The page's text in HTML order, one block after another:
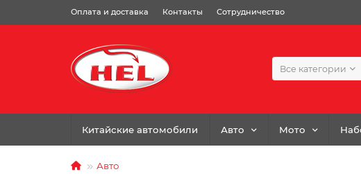
Оплата и доставка Контакты Сотрудничество
Все категории
Китайские автомобили Авто Мото
Авто